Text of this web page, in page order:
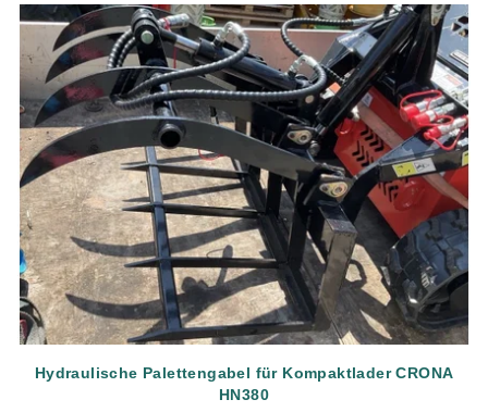
Hydraulische Palettengabel für Kompaktlader CRONA
HN380